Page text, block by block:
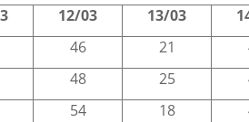
12/03 13/03
46 21
48 25
54 18